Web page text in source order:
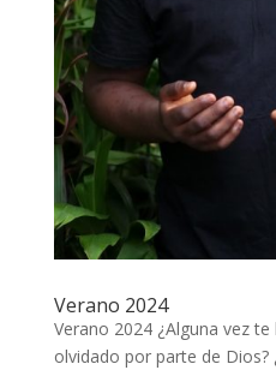
Verano 2024
Verano 2024 ¿Alguna vez
olvidado por parte de Dios?